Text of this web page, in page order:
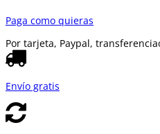
Paga como quieras
Por tarjeta, Paypal, transferencia
Envío gratis